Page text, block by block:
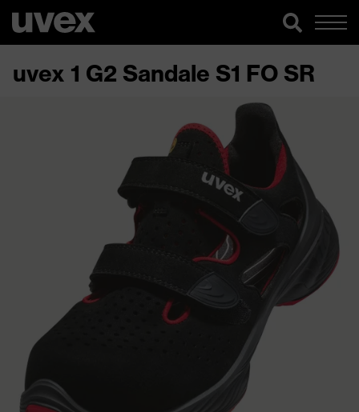
uvex 1 G2 Sandale S1 FO SR